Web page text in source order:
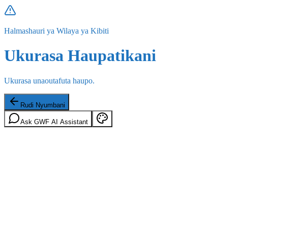
Halmashauri ya Wilaya ya Kibiti
Ukurasa Haupatikani
Ukurasa unaoutafuta haupo.
Rudi Nyumbani
Ask GWF AI Assistant